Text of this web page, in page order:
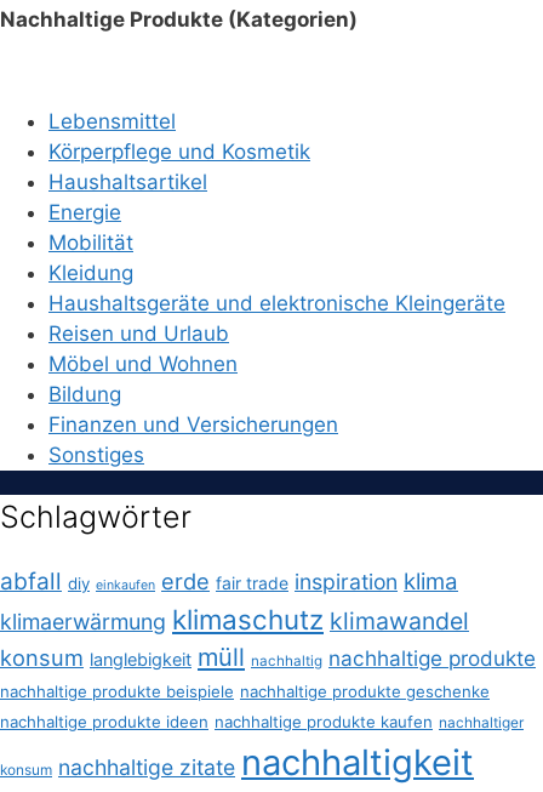
Nachhaltige Produkte (Kategorien)
Lebensmittel
Körperpflege und Kosmetik
Haushaltsartikel
Energie
Mobilität
Kleidung
Haushaltsgeräte und elektronische Kleingeräte
Reisen und Urlaub
Möbel und Wohnen
Bildung
Finanzen und Versicherungen
Sonstiges
Schlagwörter
abfall diy einkaufen erde fair trade inspiration klima
klimaerwärmung klimaschutz klimawandel
konsum langlebigkeit müll nachhaltig nachhaltige produkte
nachhaltige produkte beispiele nachhaltige produkte geschenke
nachhaltige produkte ideen nachhaltige produkte kaufen nachhaltiger
konsum nachhaltige zitate nachhaltigkeit